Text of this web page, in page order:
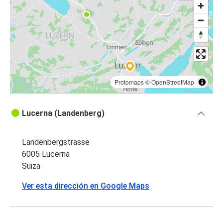
Protomaps©OpenStreetMap
Lucerna (Landenberg)
Landenbergstrasse
6005 Lucerna
Suiza
Ver esta dirección en Google Maps